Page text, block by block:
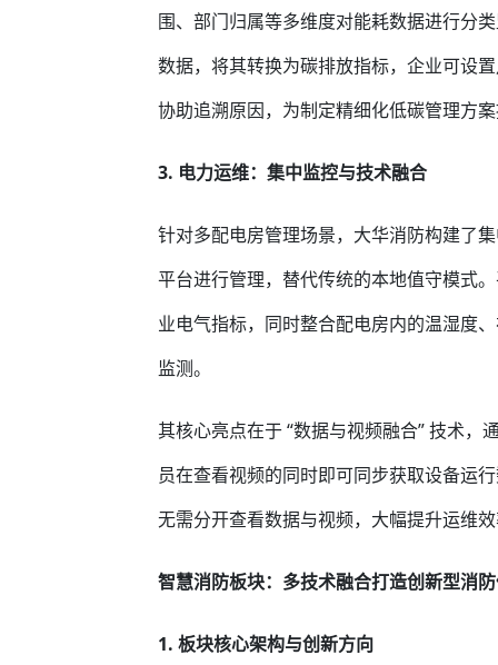
围、部门归属等多维度对能耗数据进行分
数据，将其转换为碳排放指标，企业可设
协助追溯原因，为制定精细化低碳管理方
3. 电力运维：集中监控与技术融合
针对多配电房管理场景，大华消防构建了
平台进行管理，替代传统的本地值守模式
业电气指标，同时整合配电房内的温湿度
监测。
其核心亮点在于 “数据与视频融合” 技术
员在查看视频的同时即可同步获取设备运
无需分开查看数据与视频，大幅提升运维
智慧消防板块：多技术融合打造创新型消
1. 板块核心架构与创新方向